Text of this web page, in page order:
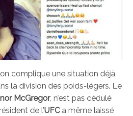
complique une situation déjà
la division des poids-légers. Le
McGregor, n’est pas cédulé
de l’UFC a même laissé